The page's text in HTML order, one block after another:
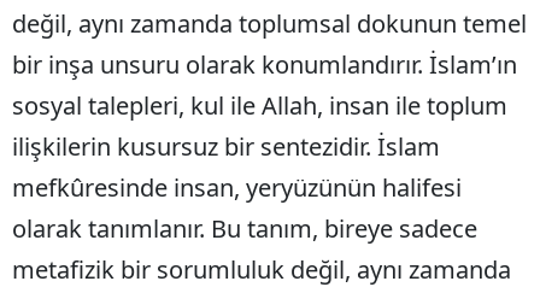
değil, aynı zamanda toplumsal dokunun temel
bir inşa unsuru olarak konumlandırır. İslam’ın
sosyal talepleri, kul ile Allah, insan ile toplum
ilişkilerin kusursuz bir sentezidir. İslam
mefkûresinde insan, yeryüzünün halifesi
olarak tanımlanır. Bu tanım, bireye sadece
metafizik bir sorumluluk değil, aynı zamanda